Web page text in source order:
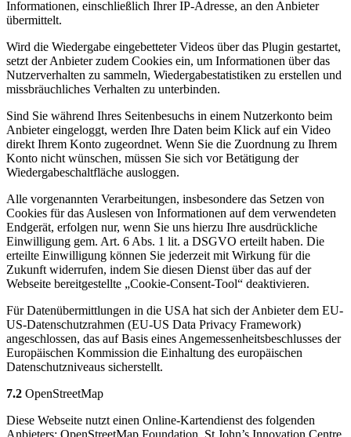
Informationen, einschließlich Ihrer IP-Adresse, an den Anbieter
übermittelt.
Wird die Wiedergabe eingebetteter Videos über das Plugin gestartet,
setzt der Anbieter zudem Cookies ein, um Informationen über das
Nutzerverhalten zu sammeln, Wiedergabestatistiken zu erstellen und
missbräuchliches Verhalten zu unterbinden.
Sind Sie während Ihres Seitenbesuchs in einem Nutzerkonto beim
Anbieter eingeloggt, werden Ihre Daten beim Klick auf ein Video
direkt Ihrem Konto zugeordnet. Wenn Sie die Zuordnung zu Ihrem
Konto nicht wünschen, müssen Sie sich vor Betätigung der
Wiedergabeschaltfläche ausloggen.
Alle vorgenannten Verarbeitungen, insbesondere das Setzen von
Cookies für das Auslesen von Informationen auf dem verwendeten
Endgerät, erfolgen nur, wenn Sie uns hierzu Ihre ausdrückliche
Einwilligung gem. Art. 6 Abs. 1 lit. a DSGVO erteilt haben. Die
erteilte Einwilligung können Sie jederzeit mit Wirkung für die
Zukunft widerrufen, indem Sie diesen Dienst über das auf der
Webseite bereitgestellte „Cookie-Consent-Tool“ deaktivieren.
Für Datenübermittlungen in die USA hat sich der Anbieter dem EU-
US-Datenschutzrahmen (EU-US Data Privacy Framework)
angeschlossen, das auf Basis eines Angemessenheitsbeschlusses der
Europäischen Kommission die Einhaltung des europäischen
Datenschutzniveaus sicherstellt.
7.2 OpenStreetMap
Diese Webseite nutzt einen Online-Kartendienst des folgenden
Anbieters: OpenStreetMap Foundation, St John’s Innovation Centre,